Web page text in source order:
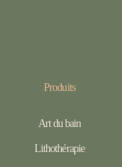
Produits
Art du bain
Lithothérapie